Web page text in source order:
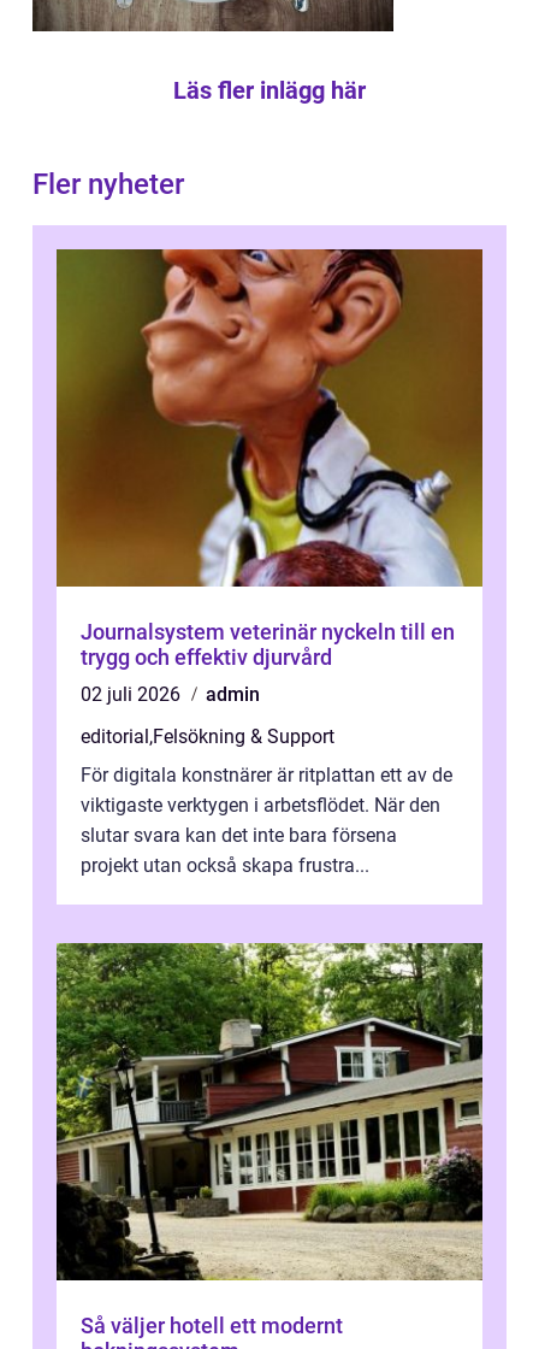
Läs fler inlägg här
Fler nyheter
Journalsystem veterinär nyckeln till en
trygg och effektiv djurvård
02 juli 2026
admin
editorial,Felsökning & Support
För digitala konstnärer är ritplattan ett av de
viktigaste verktygen i arbetsflödet. När den
slutar svara kan det inte bara försena
projekt utan också skapa frustra...
Så väljer hotell ett modernt